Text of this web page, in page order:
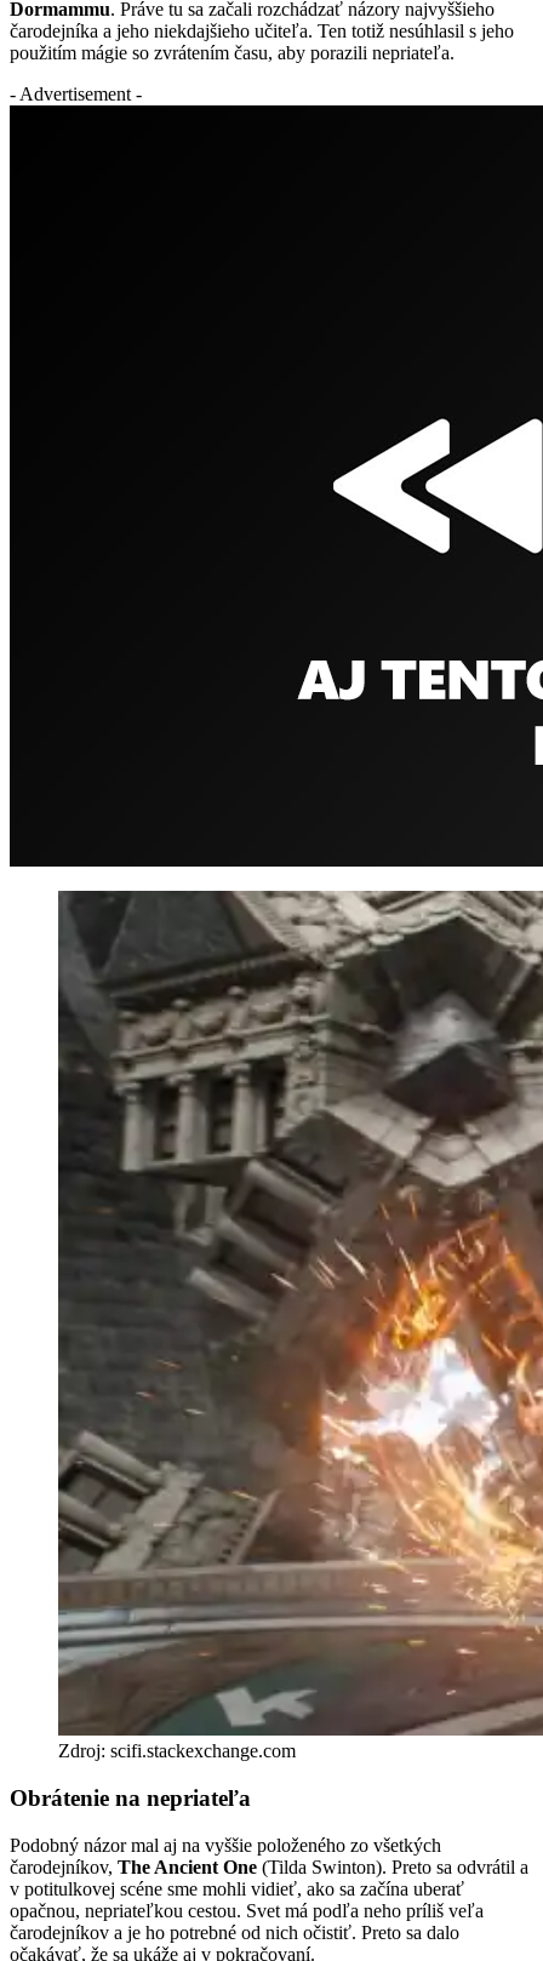
Dormammu. Práve tu sa začali rozchádzať názory najvyššieho
čarodejníka a jeho niekdajšieho učiteľa. Ten totiž nesúhlasil s jeho
použitím mágie so zvrátením času, aby porazili nepriateľa.
- Advertisement -
Zdroj: scifi.stackexchange.com
Obrátenie na nepriateľa
Podobný názor mal aj na vyššie položeného zo všetkých
čarodejníkov, The Ancient One (Tilda Swinton). Preto sa odvrátil a
v potitulkovej scéne sme mohli vidieť, ako sa začína uberať
opačnou, nepriateľkou cestou. Svet má podľa neho príliš veľa
čarodejníkov a je ho potrebné od nich očistiť. Preto sa dalo
očakávať, že sa ukáže aj v pokračovaní.